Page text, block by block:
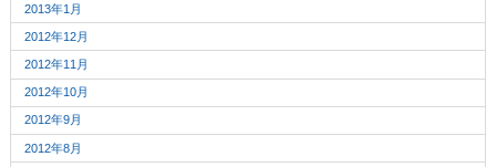
2013年1月
2012年12月
2012年11月
2012年10月
2012年9月
2012年8月